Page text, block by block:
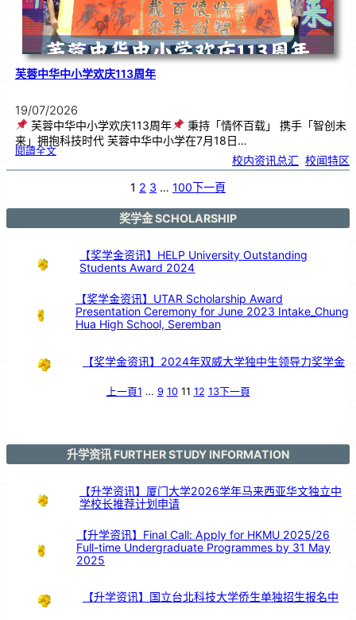
芙蓉中华中小学欢庆113周年
19/07/2026
芙蓉中华中小学欢庆113周年
秉持「情怀百载」 携手「智创未
来」拥抱科技时代 芙蓉中华中小学在7月18日…
閱讀全文:芙
华
1
年
校内资讯总汇 校闻特区
1 2 3 … 100下一頁
奖学金 SCHOLARSHIP
【奖学金资讯】HELP University Outstanding
Students Award 2024
【奖学金资讯】UTAR Scholarship Award
Presentation Ceremony for June 2023 Intake_Chung
Hua High School, Seremban
【奖学金资讯】2024年双威大学独中生领导力奖学金
上一頁1 … 9 10 11 12 13下一頁
升学资讯 FURTHER STUDY INFORMATION
【升学资讯】厦门大学2026学年马来西亚华文独立中
学校长推荐计划申请
【升学资讯】Final Call: Apply for HKMU 2025/26
Full-time Undergraduate Programmes by 31 May
2025
【升学资讯】国立台北科技大学侨生单独招生报名中